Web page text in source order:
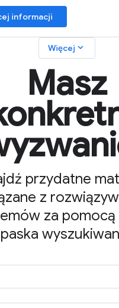
informacji
Więcej expand_more
Masz
przydatne
z
za
paska